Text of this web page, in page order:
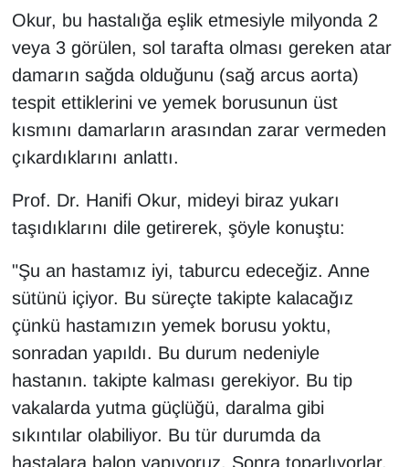
Okur, bu hastalığa eşlik etmesiyle milyonda 2
veya 3 görülen, sol tarafta olması gereken atar
damarın sağda olduğunu (sağ arcus aorta)
tespit ettiklerini ve yemek borusunun üst
kısmını damarların arasından zarar vermeden
çıkardıklarını anlattı.
Prof. Dr. Hanifi Okur, mideyi biraz yukarı
taşıdıklarını dile getirerek, şöyle konuştu:
"Şu an hastamız iyi, taburcu edeceğiz. Anne
sütünü içiyor. Bu süreçte takipte kalacağız
çünkü hastamızın yemek borusu yoktu,
sonradan yapıldı. Bu durum nedeniyle
hastanın. takipte kalması gerekiyor. Bu tip
vakalarda yutma güçlüğü, daralma gibi
sıkıntılar olabiliyor. Bu tür durumda da
hastalara balon yapıyoruz. Sonra toparlıyorlar.
YAŞAM
YEREL